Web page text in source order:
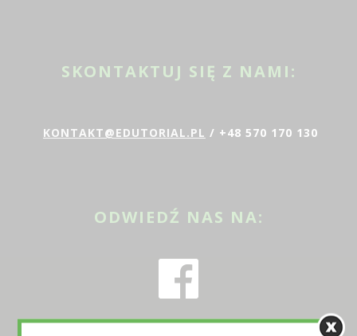
SKONTAKTUJ SIĘ Z NAMI:
KONTAKT@EDUTORIAL.PL / +48 570 170 130
ODWIEDŹ NAS NA: